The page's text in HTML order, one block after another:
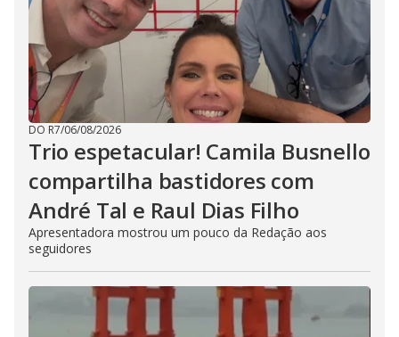
DO R7/06/08/2026
Trio espetacular! Camila Busnello
compartilha bastidores com
André Tal e Raul Dias Filho
Apresentadora mostrou um pouco da Redação aos
seguidores